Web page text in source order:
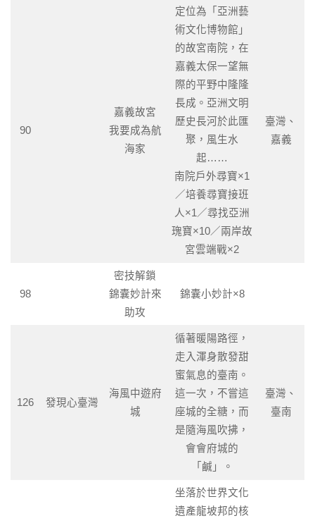
90
嘉義故宮
我要成為航
海家
定位為「亞洲藝
術文化博物館」
的故宮南院，在
嘉義太保一望無
際的平野中隆隆
長成。亞洲文明
歷史長河於此匯
聚，風生水
起……
南院戶外尋寶×1
／培養尋寶接班
人×1／尋找亞洲
瑰寶×10／兩岸故
宮雲端戰×2
臺灣、
嘉義
98
密技解鎖
錦囊妙計來
助攻
錦囊小妙計×8
126 發現心臺灣
海風中遊府
城
循著暖陽路徑，
走入渾身散發甜
蜜氣息的臺南。
這一次，不嘗這
座城的全糖，而
是隨海風吹拂，
會會府城的
「鹹」。
臺灣、
臺南
坐落於世界文化
遺產龍坡邦的核